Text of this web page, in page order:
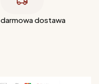
darmowa dostawa